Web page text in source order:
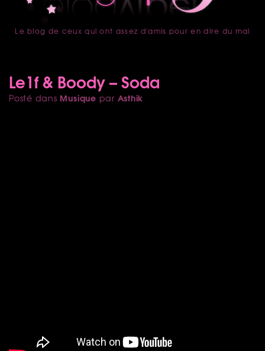
accueil
Le blog de ceux qui ont assez d'amis pour en dire du mal
Le1f & Boody – Soda
Posté dans Musique par Asthik